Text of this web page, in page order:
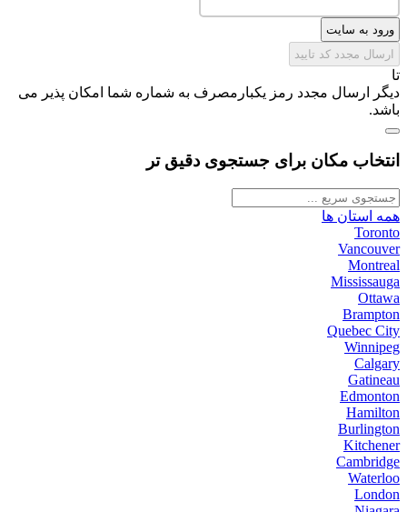
ورود به سایت
ارسال مجدد کد تایید
تا
دیگر ارسال مجدد رمز یکبارمصرف به شماره شما امکان پذیر می
باشد.
انتخاب مکان برای جستجوی دقیق تر
همه استان ها
Toronto
Vancouver
Montreal
Mississauga
Ottawa
Brampton
Quebec City
Winnipeg
Calgary
Gatineau
Edmonton
Hamilton
Burlington
Kitchener
Cambridge
Waterloo
London